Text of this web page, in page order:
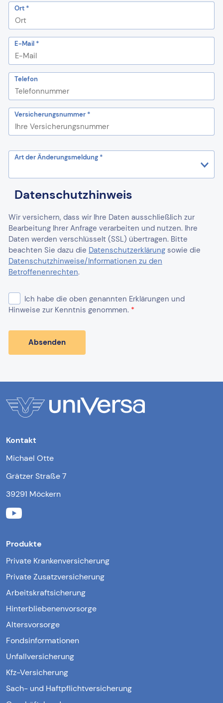
Kontakt
Michael Otte
Grätzer Straße 7
39291 Möckern
Produkte
Private Krankenversicherung
Private Zusatzversicherung
Arbeitskraftsicherung
Hinterbliebenenvorsorge
Altersvorsorge
Fondsinformationen
Unfallversicherung
Kfz-Versicherung
Sach- und Haftpflichtversicherung